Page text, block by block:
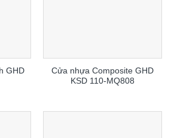
GHD
Cửa nhựa Composite GHD
KSD 110-MQ808